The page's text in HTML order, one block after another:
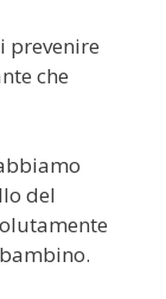
prevenire
che
del